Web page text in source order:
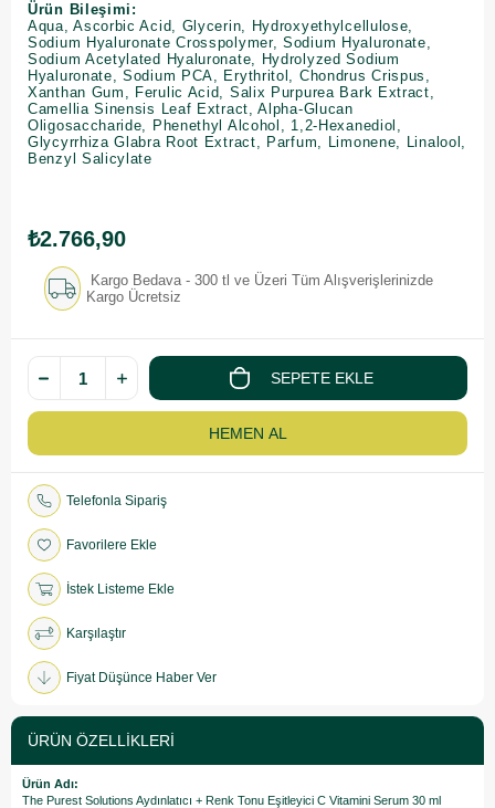
Ürün Bileşimi:
Aqua, Ascorbic Acid, Glycerin, Hydroxyethylcellulose,
Sodium Hyaluronate Crosspolymer, Sodium Hyaluronate,
Sodium Acetylated Hyaluronate, Hydrolyzed Sodium
Hyaluronate, Sodium PCA, Erythritol, Chondrus Crispus,
Xanthan Gum, Ferulic Acid, Salix Purpurea Bark Extract,
Camellia Sinensis Leaf Extract, Alpha-Glucan
Oligosaccharide, Phenethyl Alcohol, 1,2-Hexanediol,
Glycyrrhiza Glabra Root Extract, Parfum, Limonene, Linalool,
Benzyl Salicylate
₺2.766,90
Kargo Bedava - 300 tl ve Üzeri Tüm Alışverişlerinizde
Kargo Ücretsiz
Telefonla Sipariş
Favorilere Ekle
İstek Listeme Ekle
Karşılaştır
Fiyat Düşünce Haber Ver
ÜRÜN ÖZELLIKLERI
Ürün Adı:
The Purest Solutions Aydınlatıcı + Renk Tonu Eşitleyici C Vitamini Serum 30 ml